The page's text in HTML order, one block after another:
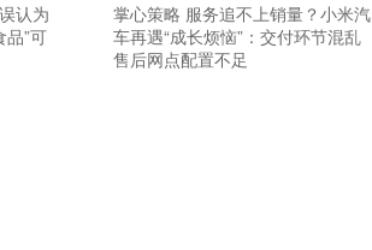
认为
”可
掌心策略 服务追不上销量？小米汽
车再遇“成长烦恼”：交付环节混乱
售后网点配置不足